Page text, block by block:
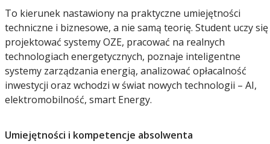
To kierunek nastawiony na praktyczne umiejętności
techniczne i biznesowe, a nie samą teorię. Student uczy się
projektować systemy OZE, pracować na realnych
technologiach energetycznych, poznaje inteligentne
systemy zarządzania energią, analizować opłacalność
inwestycji oraz wchodzi w świat nowych technologii – AI,
elektromobilność, smart Energy.
Umiejętności i kompetencje absolwenta